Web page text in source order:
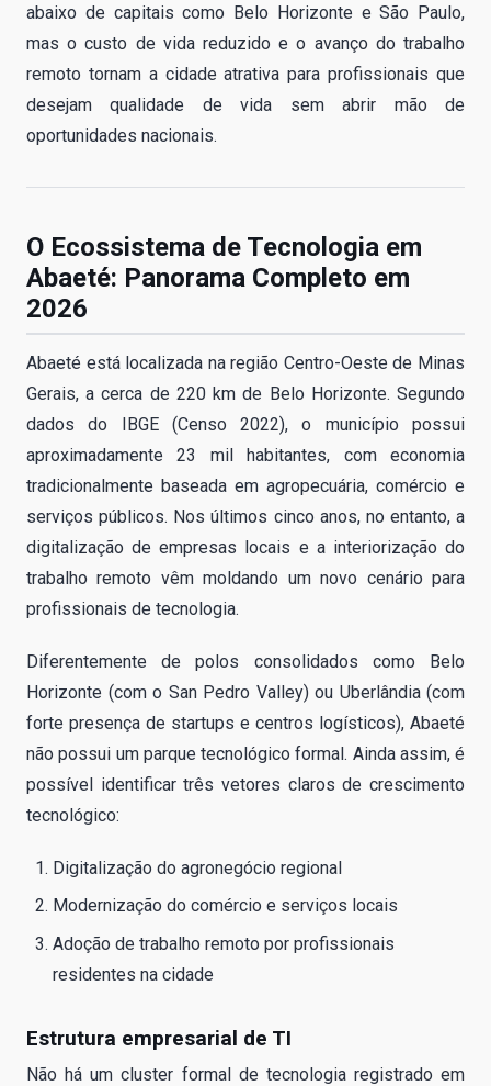
abaixo de capitais como Belo Horizonte e São Paulo,
mas o custo de vida reduzido e o avanço do trabalho
remoto tornam a cidade atrativa para profissionais que
desejam qualidade de vida sem abrir mão de
oportunidades nacionais.
O Ecossistema de Tecnologia em
Abaeté: Panorama Completo em
2026
Abaeté está localizada na região Centro-Oeste de Minas
Gerais, a cerca de 220 km de Belo Horizonte. Segundo
dados do IBGE (Censo 2022), o município possui
aproximadamente 23 mil habitantes, com economia
tradicionalmente baseada em agropecuária, comércio e
serviços públicos. Nos últimos cinco anos, no entanto, a
digitalização de empresas locais e a interiorização do
trabalho remoto vêm moldando um novo cenário para
profissionais de tecnologia.
Diferentemente de polos consolidados como Belo
Horizonte (com o San Pedro Valley) ou Uberlândia (com
forte presença de startups e centros logísticos), Abaeté
não possui um parque tecnológico formal. Ainda assim, é
possível identificar três vetores claros de crescimento
tecnológico:
Digitalização do agronegócio regional
Modernização do comércio e serviços locais
Adoção de trabalho remoto por profissionais
residentes na cidade
Estrutura empresarial de TI
Não há um cluster formal de tecnologia registrado em